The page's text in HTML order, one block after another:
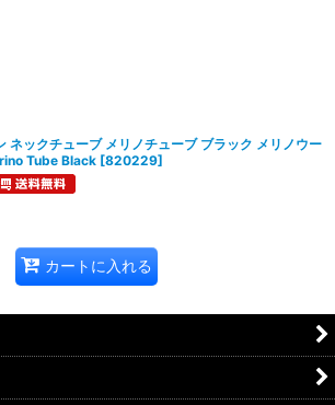
ネックチューブ メリノチューブ ブラック メリノウー
Tube Black [820229]
カートに入れる